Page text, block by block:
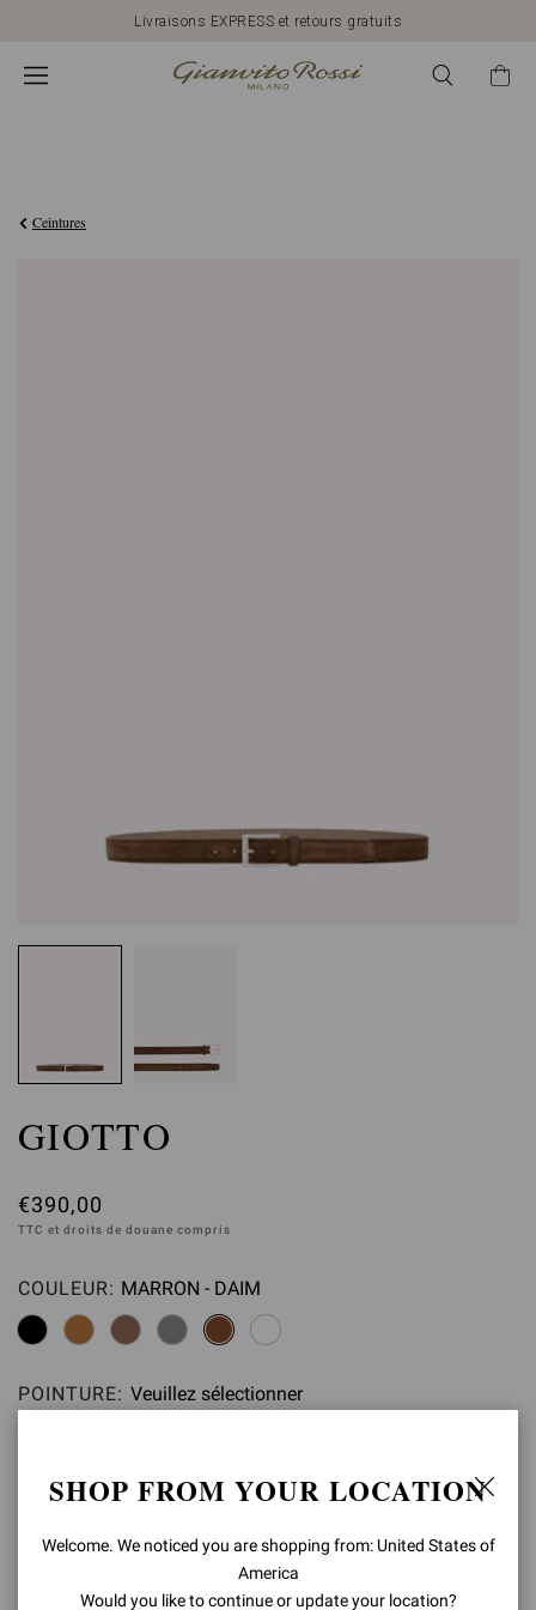
Livraisons EXPRESS et retours gratuits
Ceintures
GIOTTO
€390,00
TTC et droits de douane compris
COULEUR: Veuillez sélectionner
MARRON - DAIM
POINTURE: Veuillez sélectionner
VÉRIFIER LA DISPONIBILITÉ EN BOUTIQUE
SHOP FROM YOUR LOCATION
Welcome. We noticed you are shopping from: United States of
America
Would you like to continue or update your location?